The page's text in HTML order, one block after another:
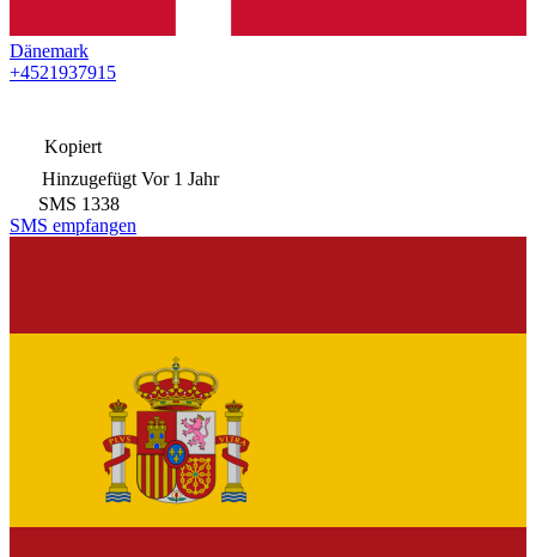
Dänemark
+4521937915
Kopiert
Hinzugefügt Vor 1 Jahr
SMS 1338
SMS empfangen